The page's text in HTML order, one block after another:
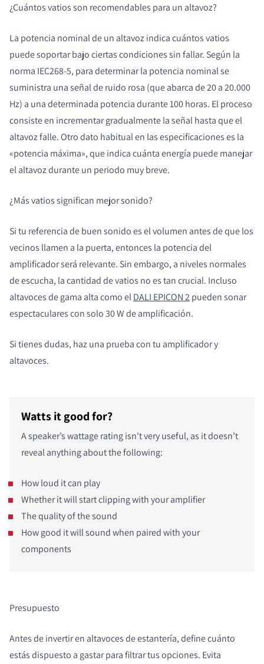
¿Cuántos vatios son recomendables para un altavoz?
La potencia nominal de un altavoz indica cuántos vatios
puede soportar bajo ciertas condiciones sin fallar. Según la
norma IEC268-5, para determinar la potencia nominal se
suministra una señal de ruido rosa (que abarca de 20 a 20.000
Hz) a una determinada potencia durante 100 horas. El proceso
consiste en incrementar gradualmente la señal hasta que el
altavoz falle. Otro dato habitual en las especificaciones es la
«potencia máxima», que indica cuánta energía puede manejar
el altavoz durante un periodo muy breve.
¿Más vatios significan mejor sonido?
Si tu referencia de buen sonido es el volumen antes de que los
vecinos llamen a la puerta, entonces la potencia del
amplificador será relevante. Sin embargo, a niveles normales
de escucha, la cantidad de vatios no es tan crucial. Incluso
altavoces de gama alta como elDALI EPICON 2pueden sonar
espectaculares con solo 30 W de amplificación.
Si tienes dudas, haz una prueba con tu amplificador y
altavoces.
Watts it good for?
A speaker’s wattage rating isn't very useful, as it doesn’t
reveal anything about the following:
How loud it can play
Whether it will start clipping with your amplifier
The quality of the sound
How good it will sound when paired with your
components
Presupuesto
Antes de invertir en altavoces de estantería, define cuánto
estás dispuesto a gastar para filtrar tus opciones. Evita